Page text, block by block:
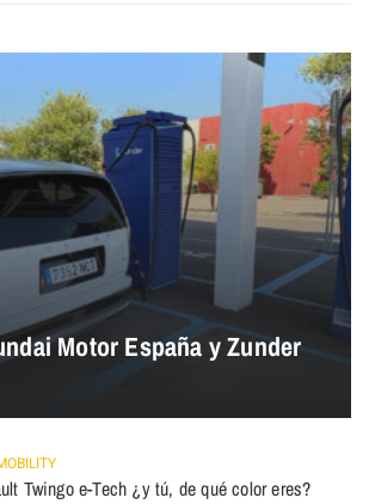
Motor España y Zunder
Twingo e-Tech ¿y tú, de qué color eres?